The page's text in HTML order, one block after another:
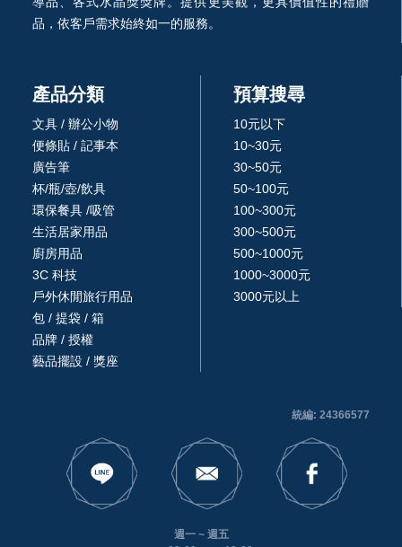
品，依客戶需求始終如一的服務。
產品分類
文具 / 辦公小物
便條貼 / 記事本
廣告筆
杯/瓶/壺/飲具
環保餐具 /吸管
生活居家用品
廚房用品
3C 科技
戶外休閒旅行用品
包 / 提袋 / 箱
品牌 / 授權
藝品擺設 / 獎座
預算搜尋
10元以下
10~30元
30~50元
50~100元
100~300元
300~500元
500~1000元
1000~3000元
3000元以上
統編: 24366577
週一 ~ 週五